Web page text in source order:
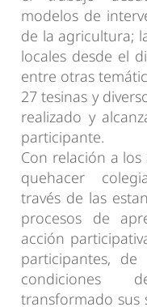
modelos de
de la agricultura;
locales desde el
entre otras
27 tesinas y
realizado y
participante.
Con relación a
quehacer
través de las
procesos de
acción
participantes,
condiciones
transformado sus